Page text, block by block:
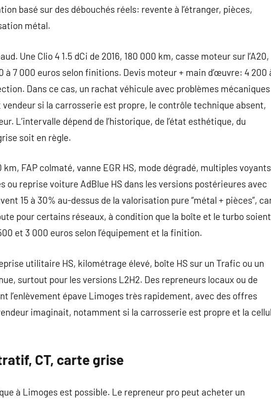
basé sur des débouchés réels: revente à l’étranger, pièces,
métal.
Une Clio 4 1.5 dCi de 2016, 180 000 km, casse moteur sur l’A20,
à 7 000 euros selon finitions. Devis moteur + main d’œuvre: 4 200
Dans ce cas, un rachat véhicule avec problèmes mécaniques
si la carrosserie est propre, le contrôle technique absent,
L’intervalle dépend de l’historique, de l’état esthétique, du
soit en règle.
FAP colmaté, vanne EGR HS, mode dégradé, multiples
ou reprise voiture AdBlue HS dans les versions postérieures avec
15 à 30% au-dessus de la valorisation pure “métal + pièces”,
pour certains réseaux, à condition que la boîte et le turbo soient
et 3 000 euros selon l’équipement et la finition.
utilitaire HS, kilométrage élevé, boîte HS sur un Trafic ou un
surtout pour les versions L2H2. Des repreneurs locaux ou de
l’enlèvement épave Limoges très rapidement, avec des offres
imaginait, notamment si la carrosserie est propre et la
CT, carte grise
à Limoges est possible. Le repreneur pro peut acheter un